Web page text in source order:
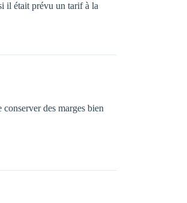
il était prévu un tarif à la
des marges bien